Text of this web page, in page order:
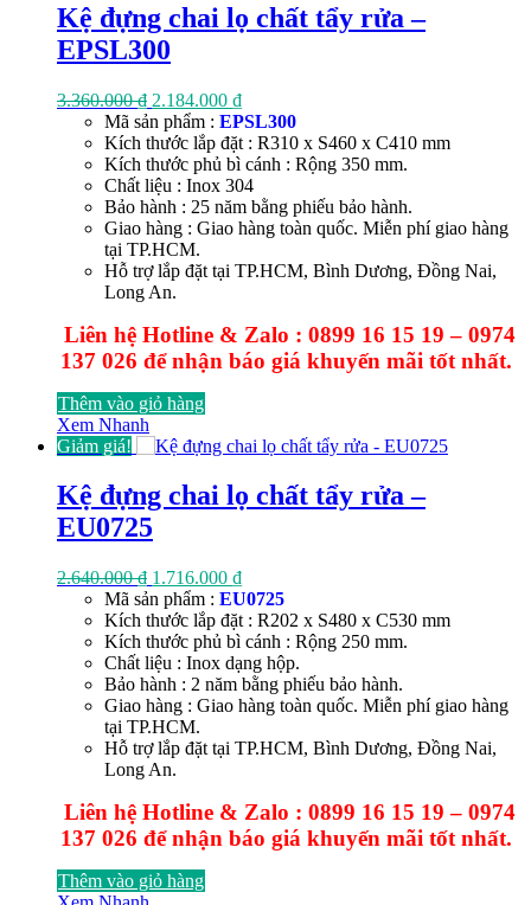
thấp
Kệ đựng chai lọ chất tẩy rửa –
EPSL300
3.360.000₫ Giá
gốc
là:
3.360.000 ₫.
2.184.000 ₫Giá
hiện
tại
là:
2.184.000 ₫.
Mã sản phẩm : EPSL300
Kích thước lắp đặt : R310 x S460 x C410 mm
Kích thước phủ bì cánh : Rộng 350 mm.
Chất liệu : Inox 304
Bảo hành : 25 năm bằng phiếu bảo hành.
Giao hàng : Giao hàng toàn quốc. Miễn phí giao hàng
tại TP.HCM.
Hỗ trợ lắp đặt tại TP.HCM, Bình Dương, Đồng Nai,
Long An.
Liên hệ Hotline & Zalo : 0899 16 15 19 – 0974
137 026 để nhận báo giá khuyến mãi tốt nhất.
Thêm vào giỏ hàng
Xem Nhanh
Giảm giá!
Kệ đựng chai lọ chất tẩy rửa –
EU0725
2.640.000₫ Giá
gốc
là:
2.640.000 ₫.
1.716.000 ₫Giá
hiện
tại
là:
1.716.000 ₫.
Mã sản phẩm : EU0725
Kích thước lắp đặt : R202 x S480 x C530 mm
Kích thước phủ bì cánh : Rộng 250 mm.
Chất liệu : Inox dạng hộp.
Bảo hành : 2 năm bằng phiếu bảo hành.
Giao hàng : Giao hàng toàn quốc. Miễn phí giao hàng
tại TP.HCM.
Hỗ trợ lắp đặt tại TP.HCM, Bình Dương, Đồng Nai,
Long An.
Liên hệ Hotline & Zalo : 0899 16 15 19 – 0974
137 026 để nhận báo giá khuyến mãi tốt nhất.
Thêm vào giỏ hàng